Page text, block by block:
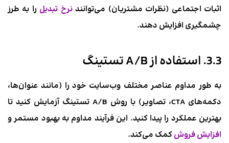
اثبات اجتماعی (نظرات مشتریان) می‌توانندنرخ تبدیل را به طرز
چشمگیری افزایش دهند.
3.3. استفاده از A/B تستینگ
به طور مداوم عناصر مختلف وب‌سایت خود را (مانند عنوان‌ها،
دکمه‌های CTA، تصاویر) با روش A/B تستینگ آزمایش کنید تا
بهترین عملکرد را پیدا کنید. این فرآیند مداوم به بهبود مستمر و
افزایش فروشکمک می‌کند.